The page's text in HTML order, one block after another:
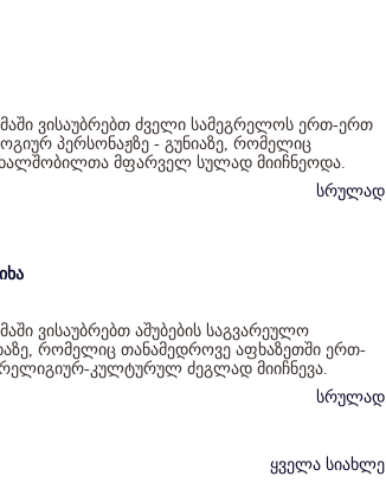
ვისაუბრებთ ძველი სამეგრელოს ერთ-ერთ
პერსონაჟზე - გუნიაზე, რომელიც
მფარველ სულად მიიჩნეოდა.
სრულად
ვისაუბრებთ აშუბების საგვარეულო
რომელიც თანამედროვე აფხაზეთში ერთ-
კულტურულ ძეგლად მიიჩნევა.
სრულად
ყველა სიახლე